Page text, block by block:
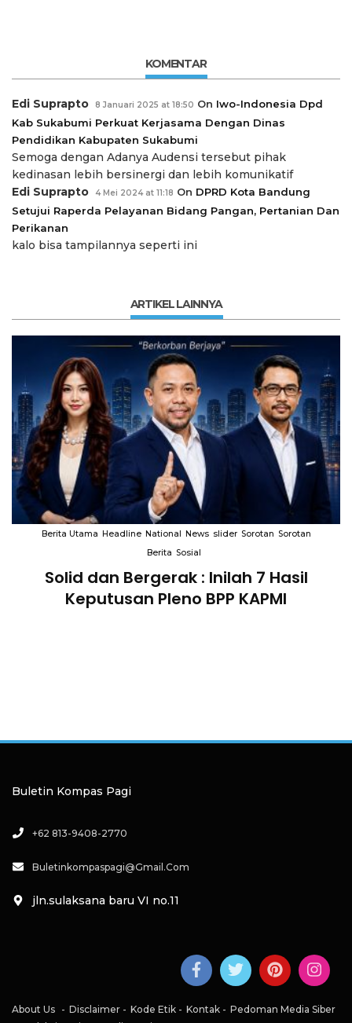
KOMENTAR
Edi Suprapto 8 Januari 2025 at 18:50 On Iwo-Indonesia Dpd
Kab Sukabumi Perkuat Kerjasama Dengan Dinas
Pendidikan Kabupaten Sukabumi
Semoga dengan Adanya Audensi tersebut pihak
kedinasan lebih bersinergi dan lebih komunikatif
Edi Suprapto
4 Mei 2024 at 11:18 On DPRD Kota Bandung
Setujui Raperda Pelayanan Bidang Pangan, Pertanian Dan
Perikanan
kalo bisa tampilannya seperti ini
ARTIKEL LAINNYA
Berita Utama Headline National News slider Sorotan Sorotan
Berita Sosial
Solid dan Bergerak : Inilah 7 Hasil
Keputusan Pleno BPP KAPMI
Buletin Kompas Pagi
+62 813-9408-2770
Buletinkompaspagi@gmail.com
jln.sulaksana baru VI no.11
About Us Disclaimer Kode Etik Kontak
Pedoman Media Siber